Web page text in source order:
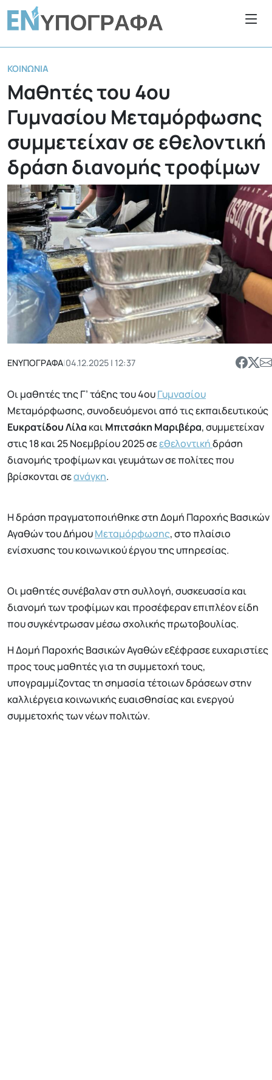
ΚΟΙΝΩΝΊΑ
Μαθητές του 4ου
Γυμνασίου Μεταμόρφωσης
συμμετείχαν σε εθελοντική
δράση διανομής τροφίμων
ΕΝΥΠΟΓΡΑΦΑ|04.12.2025 | 12:37
Οι μαθητές της Γ’ τάξης του 4ουΓυμνασίου
Μεταμόρφωσης, συνοδευόμενοι από τις εκπαιδευτικούς
Ευκρατίδου Λίλα καιΜπιτσάκη Μαριβέρα, συμμετείχαν
στις 18 και 25 Νοεμβρίου 2025 σεεθελοντικήδράση
διανομής τροφίμων και γευμάτων σε πολίτες που
βρίσκονται σεανάγκη.
Η δράση πραγματοποιήθηκε στη Δομή Παροχής Βασικών
Αγαθών του ΔήμουΜεταμόρφωσης, στο πλαίσιο
ενίσχυσης του κοινωνικού έργου της υπηρεσίας.
Οι μαθητές συνέβαλαν στη συλλογή, συσκευασία και
διανομή των τροφίμων και προσέφεραν επιπλέον είδη
που συγκέντρωσαν μέσω σχολικής πρωτοβουλίας.
Η Δομή Παροχής Βασικών Αγαθών εξέφρασε ευχαριστίες
προς τους μαθητές για τη συμμετοχή τους,
υπογραμμίζοντας τη σημασία τέτοιων δράσεων στην
καλλιέργεια κοινωνικής ευαισθησίας και ενεργού
συμμετοχής των νέων πολιτών.